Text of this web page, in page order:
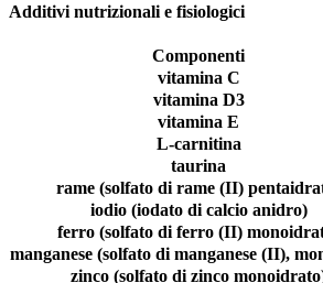
Additivi nutrizionali e fisiologici
Componenti
vitamina C
vitamina D3
vitamina E
L-carnitina
taurina
rame (solfato di rame (II)
iodio (iodato di calcio anidro)
ferro (solfato di ferro (II)
manganese (solfato di manganese (II),
zinco (solfato di zinco